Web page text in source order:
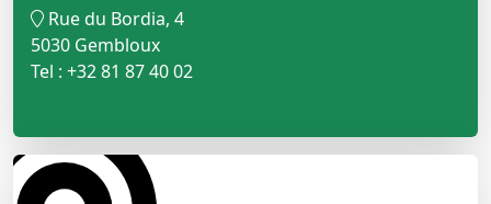
Rue du Bordia, 4
5030 Gembloux
Tel : +32 81 87 40 02